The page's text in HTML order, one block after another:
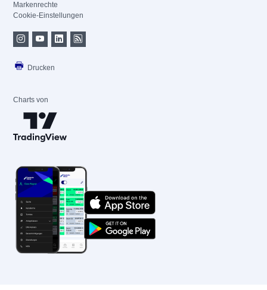
Markenrechte
Cookie-Einstellungen
Drucken
Charts von